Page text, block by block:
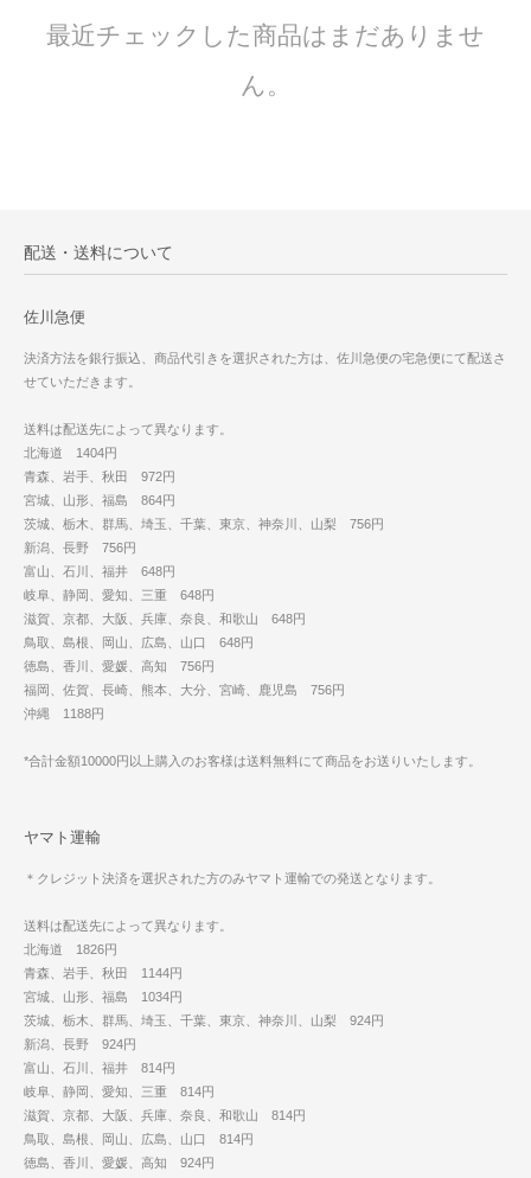
最近チェックした商品はまだありませ
ん。
配送・送料について
佐川急便
決済方法を銀行振込、商品代引きを選択された方は、佐川急便の宅急便にて配送さ
せていただきます。
送料は配送先によって異なります。
北海道 1404円
青森、岩手、秋田 972円
宮城、山形、福島 864円
茨城、栃木、群馬、埼玉、千葉、東京、神奈川、山梨 756円
新潟、長野 756円
富山、石川、福井 648円
岐阜、静岡、愛知、三重 648円
滋賀、京都、大阪、兵庫、奈良、和歌山 648円
鳥取、島根、岡山、広島、山口 648円
徳島、香川、愛媛、高知 756円
福岡、佐賀、長崎、熊本、大分、宮崎、鹿児島 756円
沖縄 1188円
*合計金額10000円以上購入のお客様は送料無料にて商品をお送りいたします。
ヤマト運輸
＊クレジット決済を選択された方のみヤマト運輸での発送となります。
送料は配送先によって異なります。
北海道 1826円
青森、岩手、秋田 1144円
宮城、山形、福島 1034円
茨城、栃木、群馬、埼玉、千葉、東京、神奈川、山梨 924円
新潟、長野 924円
富山、石川、福井 814円
岐阜、静岡、愛知、三重 814円
滋賀、京都、大阪、兵庫、奈良、和歌山 814円
鳥取、島根、岡山、広島、山口 814円
徳島、香川、愛媛、高知 924円